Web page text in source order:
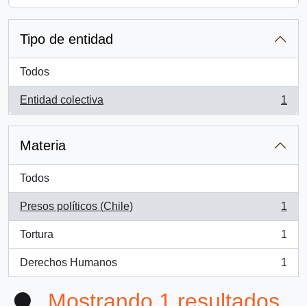
Tipo de entidad
Todos
Entidad colectiva
, 1 resultados
1
Materia
Todos
Presos políticos (Chile)
, 1 resultados
1
Tortura
, 1 resultados
1
Derechos Humanos
, 1 resultados
1